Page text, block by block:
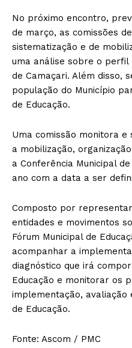
No próximo encontro,
de março, as comissões
sistematização e de
uma análise sobre o perfil
de Camaçari. Além disso,
população do Município
de Educação.
Uma comissão monitora
a mobilização,
a Conferência Municipal
ano com a data a ser
Composto por
entidades e movimentos
Fórum Municipal de
acompanhar a
diagnóstico que irá
Educação e monitorar os
implementação, avaliação
de Educação.
Fonte: Ascom / PMC